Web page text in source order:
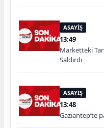
ASAYİŞ
13:49
Marketteki
Saldırdı
ASAYİŞ
13:48
Gaziantep’te